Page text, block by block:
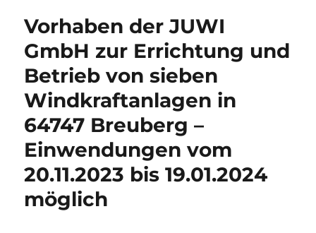
Vorhaben der JUWI
GmbH zur Errichtung und
Betrieb von sieben
Windkraftanlagen in
64747 Breuberg –
Einwendungen vom
20.11.2023 bis 19.01.2024
möglich